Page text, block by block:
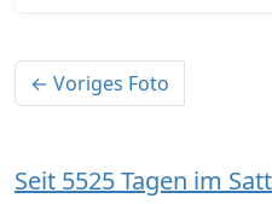
← Voriges Foto
Seit 5525 Tagen im